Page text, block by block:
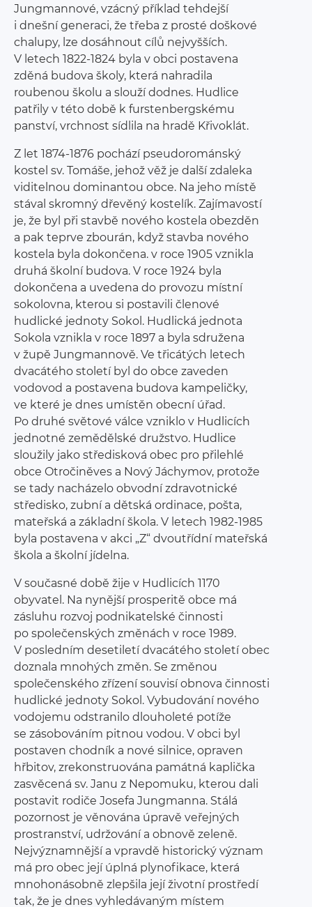
Jungmannové, vzácný příklad tehdejší
i dnešní generaci, že třeba z prosté doškové
chalupy, lze dosáhnout cílů nejvyšších.
V letech 1822-1824 byla v obci postavena
zděná budova školy, která nahradila
roubenou školu a slouží dodnes. Hudlice
patřily v této době k furstenbergskému
panství, vrchnost sídlila na hradě Křivoklát.
Z let 1874-1876 pochází pseudorománský
kostel sv. Tomáše, jehož věž je další zdaleka
viditelnou dominantou obce. Na jeho místě
stával skromný dřevěný kostelík. Zajímavostí
je, že byl při stavbě nového kostela obezděn
a pak teprve zbourán, když stavba nového
kostela byla dokončena. v roce 1905 vznikla
druhá školní budova. V roce 1924 byla
dokončena a uvedena do provozu místní
sokolovna, kterou si postavili členové
hudlické jednoty Sokol. Hudlická jednota
Sokola vznikla v roce 1897 a byla sdružena
v župě Jungmannově. Ve třicátých letech
dvacátého století byl do obce zaveden
vodovod a postavena budova kampeličky,
ve které je dnes umístěn obecní úřad.
Po druhé světové válce vzniklo v Hudlicích
jednotné zemědělské družstvo. Hudlice
sloužily jako středisková obec pro přilehlé
obce Otročiněves a Nový Jáchymov, protože
se tady nacházelo obvodní zdravotnické
středisko, zubní a dětská ordinace, pošta,
mateřská a základní škola. V letech 1982-1985
byla postavena v akci „Z“ dvoutřídní mateřská
škola a školní jídelna.
V současné době žije v Hudlicích 1170
obyvatel. Na nynější prosperitě obce má
zásluhu rozvoj podnikatelské činnosti
po společenských změnách v roce 1989.
V posledním desetiletí dvacátého století obec
doznala mnohých změn. Se změnou
společenského zřízení souvisí obnova činnosti
hudlické jednoty Sokol. Vybudování nového
vodojemu odstranilo dlouholeté potíže
se zásobováním pitnou vodou. V obci byl
postaven chodník a nové silnice, opraven
hřbitov, zrekonstruována památná kaplička
zasvěcená sv. Janu z Nepomuku, kterou dali
postavit rodiče Josefa Jungmanna. Stálá
pozornost je věnována úpravě veřejných
prostranství, udržování a obnově zeleně.
Nejvýznamnější a vpravdě historický význam
má pro obec její úplná plynofikace, která
mnohonásobně zlepšila její životní prostředí
tak, že je dnes vyhledávaným místem